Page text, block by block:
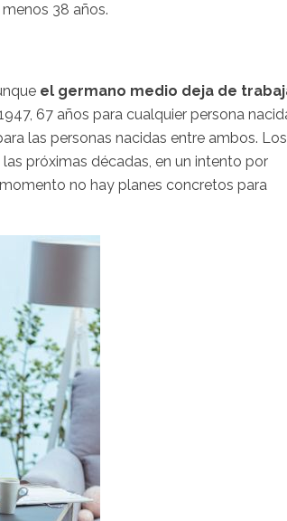
38 años.
el germano medio deja de
67 años para cualquier persona
las personas nacidas entre ambos. Los
próximas décadas, en un intento por
no hay planes concretos para